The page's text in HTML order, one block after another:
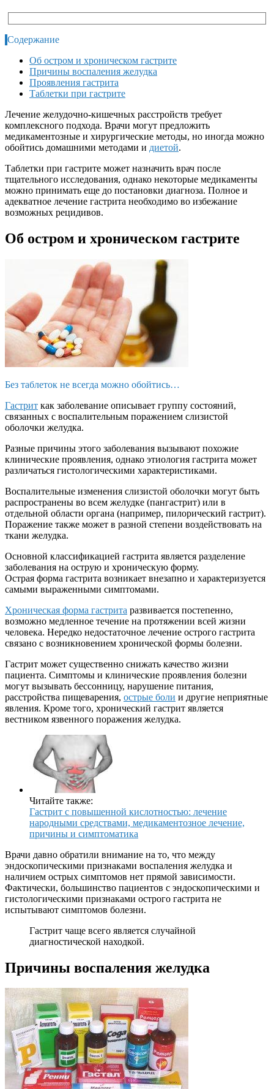
Содержание
Об остром и хроническом гастрите
Причины воспаления желудка
Проявления гастрита
Таблетки при гастрите
Лечение желудочно-кишечных расстройств требует
комплексного подхода. Врачи могут предложить
медикаментозные и хирургические методы, но иногда можно
обойтись домашними методами и диетой.
Таблетки при гастрите может назначить врач после
тщательного исследования, однако некоторые медикаменты
можно принимать еще до постановки диагноза. Полное и
адекватное лечение гастрита необходимо во избежание
возможных рецидивов.
Об остром и хроническом гастрите
Без таблеток не всегда можно обойтись…
Гастрит как заболевание описывает группу состояний,
связанных с воспалительным поражением слизистой
оболочки желудка.
Разные причины этого заболевания вызывают похожие
клинические проявления, однако этиология гастрита может
различаться гистологическими характеристиками.
Воспалительные изменения слизистой оболочки могут быть
распространены во всем желудке (пангастрит) или в
отдельной области органа (например, пилорический гастрит).
Поражение также может в разной степени воздействовать на
ткани желудка.
Основной классификацией гастрита является разделение
заболевания на острую и хроническую форму.
Острая форма гастрита возникает внезапно и характеризуется
самыми выраженными симптомами.
Хроническая форма гастрита развивается постепенно,
возможно медленное течение на протяжении всей жизни
человека. Нередко недостаточное лечение острого гастрита
связано с возникновением хронической формы болезни.
Гастрит может существенно снижать качество жизни
пациента. Симптомы и клинические проявления болезни
могут вызывать бессонницу, нарушение питания,
расстройства пищеварения, острые боли и другие неприятные
явления. Кроме того, хронический гастрит является
вестником язвенного поражения желудка.
Читайте также:
Гастрит с повышенной кислотностью: лечение
народными средствами, медикаментозное лечение,
причины и симптоматика
Врачи давно обратили внимание на то, что между
эндоскопическими признаками воспаления желудка и
наличием острых симптомов нет прямой зависимости.
Фактически, большинство пациентов с эндоскопическими и
гистологическими признаками острого гастрита не
испытывают симптомов болезни.
Гастрит чаще всего является случайной
диагностической находкой.
Причины воспаления желудка